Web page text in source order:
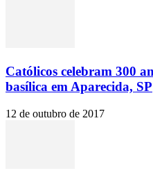
Católicos celebram 300
basílica em Aparecida, SP
12 de outubro de 2017